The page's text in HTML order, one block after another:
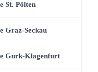
St. Pölten
Graz-Seckau
Gurk-Klagenfurt